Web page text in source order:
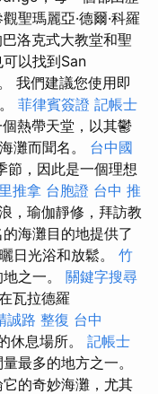
聖瑪麗亞·德爾·科羅
洛克式大教堂和聖
以找到San
我們建議您使用即
菲律賓簽證 記帳士
熱帶天堂，以其鬱
灘而聞名。 台中國
節，因此是一個理想
推拿 台胞證 台中 推
，瑜伽靜修，拜訪教
海灘目的地提供了
日光浴和放鬆。 竹
之一。 關鍵字搜尋
瓦拉德羅
誠路 整復 台中
休息場所。 記帳士
最多的地方之一。
的奇妙海灘，尤其